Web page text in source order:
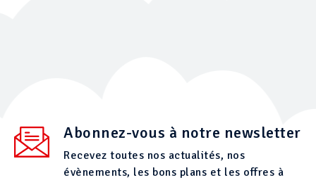
Abonnez-vous à notre newsletter
Recevez toutes nos actualités, nos
évènements, les bons plans et les offres à